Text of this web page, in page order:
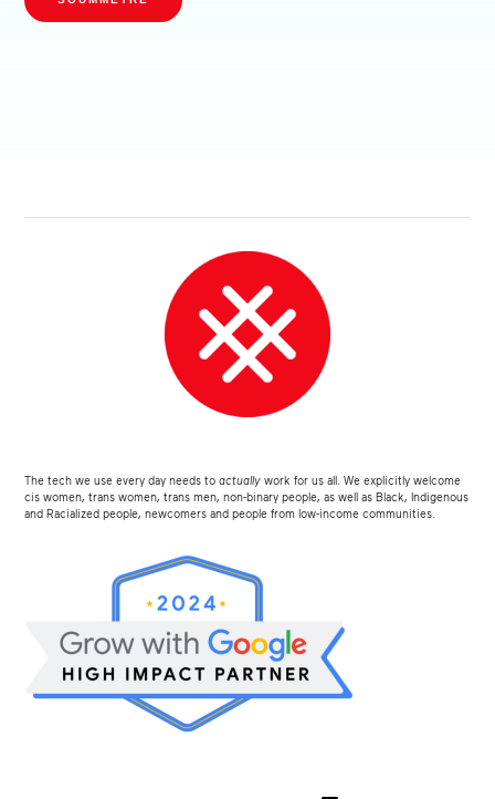
The tech we use every day needs toactually work for us all. We explicitly welcome
cis women, trans women, trans men, non-binary people, as well as Black, Indigenous
and Racialized people, newcomers and people from low-income communities.